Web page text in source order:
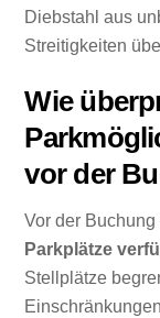
Diebstahl aus
Streitigkeiten
Wie
vor der
Vor der
Parkplätze
Stellplätze